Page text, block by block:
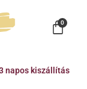
0
napos kiszállítás